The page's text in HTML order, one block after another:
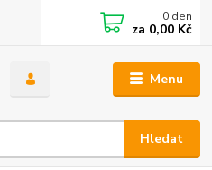
Menu
Hledat
0 den
za 0,00 Kč